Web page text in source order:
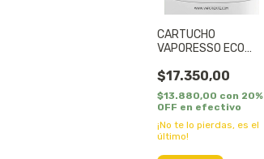
CARTUCHO
VAPORESSO ECO
$17.350,00
$13.880,00 con 20%
OFF en efectivo
¡No te lo pierdas, es el
último!